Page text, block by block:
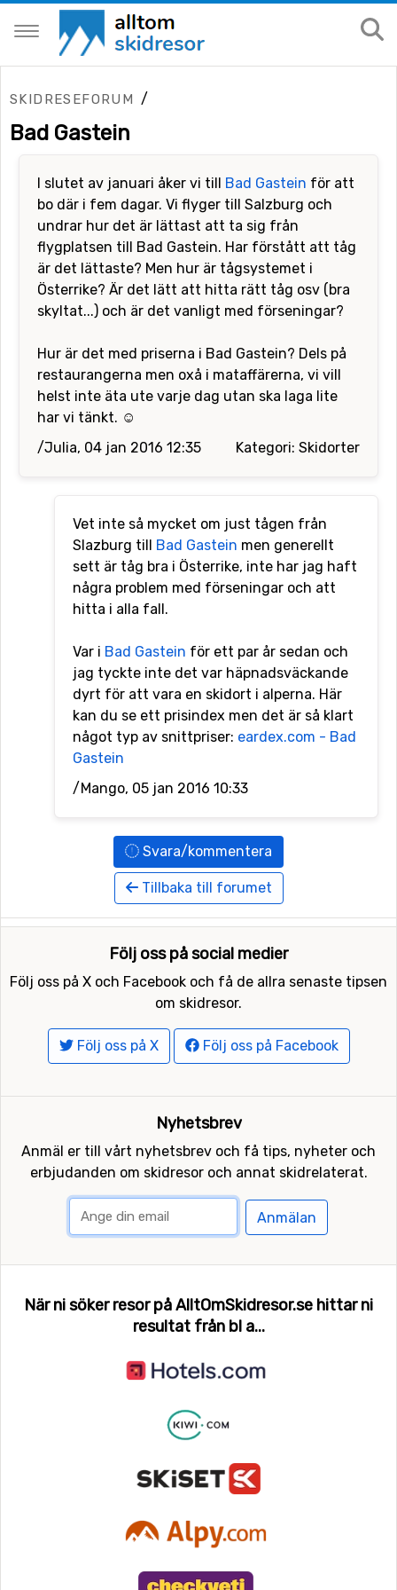
SKIDRESEFORUM /
Bad Gastein
I slutet av januari åker vi till Bad Gastein för att
bo där i fem dagar. Vi flyger till Salzburg och
undrar hur det är lättast att ta sig från
flygplatsen till Bad Gastein. Har förstått att tåg
är det lättaste? Men hur är tågsystemet i
Österrike? Är det lätt att hitta rätt tåg osv (bra
skyltat...) och är det vanligt med förseningar?
Hur är det med priserna i Bad Gastein? Dels på
restaurangerna men oxå i mataffärerna, vi vill
helst inte äta ute varje dag utan ska laga lite
har vi tänkt. ☺️
Kategori: Skidorter
/Julia, 04 jan 2016 12:35
Vet inte så mycket om just tågen från
Slazburg till Bad Gastein men generellt
sett är tåg bra i Österrike, inte har jag haft
några problem med förseningar och att
hitta i alla fall.
Var i Bad Gastein för ett par år sedan och
jag tyckte inte det var häpnadsväckande
dyrt för att vara en skidort i alperna. Här
kan du se ett prisindex men det är så klart
något typ av snittpriser: eardex.com - Bad
Gastein
/Mango, 05 jan 2016 10:33
Svara/kommentera
Tillbaka till forumet
Följ oss på social medier
Följ oss på X och Facebook och få de allra senaste tipsen
om skidresor.
Följ oss på X Följ oss på Facebook
Nyhetsbrev
Anmäl er till vårt nyhetsbrev och få tips, nyheter och
erbjudanden om skidresor och annat skidrelaterat.
Anmälan
När ni söker resor på AlltOmSkidresor.se hittar ni
resultat från bl a...